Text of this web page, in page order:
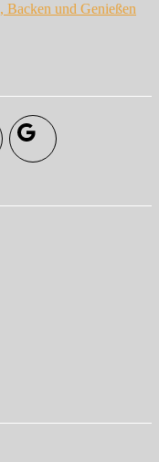
Backen und Genießen
Google